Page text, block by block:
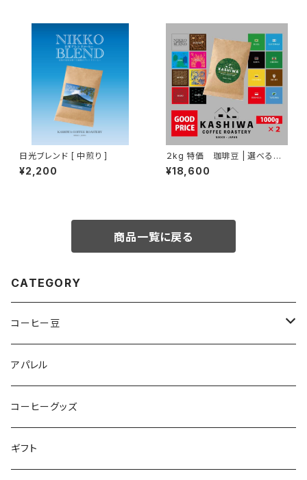
日光ブレンド [ 中煎り ]
¥2,200
２kg 特価 珈琲豆 | 選べる２
種セット 1kg ×2
¥18,600
商品一覧に戻る
CATEGORY
コーヒー豆
オリジナルブレンド
シングルオリジン
ドリップバッグ
アパレル
コーヒーグッズ
ギフト